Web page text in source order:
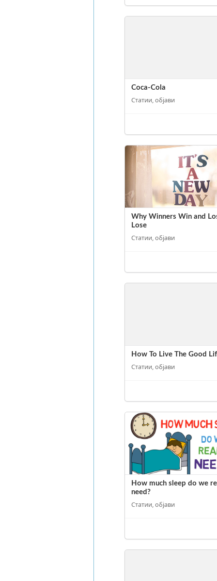
Coca-Cola
Статии, објави
Why Winners Win and
Lose
Статии, објави
How To Live The Good
Статии, објави
How much sleep do we
need?
Статии, објави